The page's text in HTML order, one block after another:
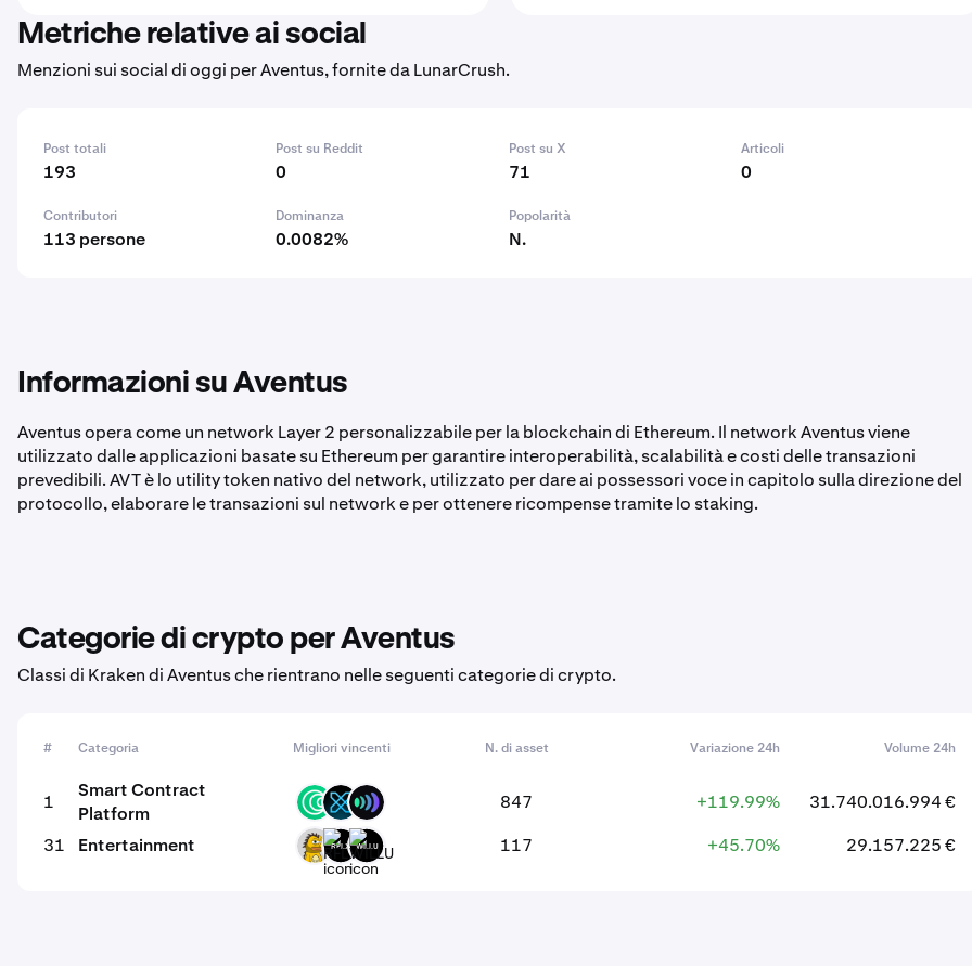
Metriche relative ai social
Menzioni sui social di oggi per Aventus, fornite da LunarCrush.
Post totali
193
Post su Reddit
0
Post su X
71
Articoli
0
Contributori
113 persone
Dominanza
0.0082%
Popolarità
N.
Informazioni su Aventus
Aventus opera come un network Layer 2 personalizzabile per la blockchain di Ethereum. Il network Aventus viene
utilizzato dalle applicazioni basate su Ethereum per garantire interoperabilità, scalabilità e costi delle transazioni
prevedibili. AVT è lo utility token nativo del network, utilizzato per dare ai possessori voce in capitolo sulla direzione del
protocollo, elaborare le transazioni sul network e per ottenere ricompense tramite lo staking.
Categorie di crypto per Aventus
Classi di Kraken di Aventus che rientrano nelle seguenti categorie di crypto.
# Categoria Migliori vincenti N. di asset Variazione 24h Volume 24h
1
Smart Contract
Platform
ISLM XFI ULX 847 +119.99%
31.740.016.994 €
31
Entertainment DPINO RFLX WILLU 117 +45.70% 29.157.225 €